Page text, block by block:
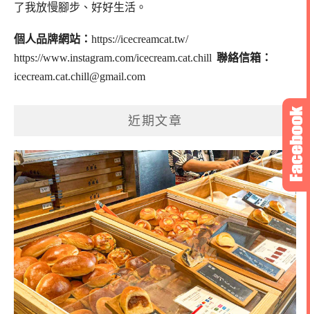
了我放慢腳步、好好生活。
個人品牌網站： https://icecreamcat.tw/
https://www.instagram.com/icecream.cat.chill 聯絡信箱：
icecream.cat.chill@gmail.com
近期文章